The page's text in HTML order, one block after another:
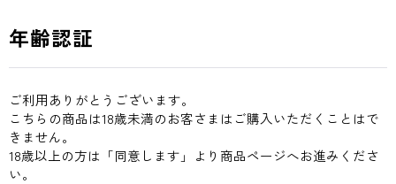
年齢認証
ご利用ありがとうございます。
こちらの商品は18歳未満のお客さまはご購入いただくことはで
きません。
18歳以上の方は「同意します」より商品ページへお進みくださ
い。